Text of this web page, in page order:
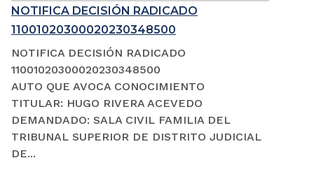
NOTIFICA DECISIÓN RADICADO
11001020300020230348500
NOTIFICA DECISIÓN RADICADO
11001020300020230348500
AUTO QUE AVOCA CONOCIMIENTO
TITULAR: HUGO RIVERA ACEVEDO
DEMANDADO: SALA CIVIL FAMILIA DEL
TRIBUNAL SUPERIOR DE DISTRITO JUDICIAL
DE...